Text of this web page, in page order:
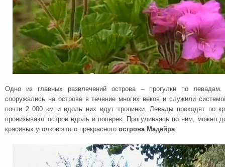
Одно из главных развлечений острова – прогулки по
сооружались на острове в течение многих веков и служили
почти 2 000 км и вдоль них идут тропинки. Левады проходят по
пронизывают остров вдоль и поперек. Прогуливаясь по ним, можно
красивых уголков этого прекрасного острова Мадейра.